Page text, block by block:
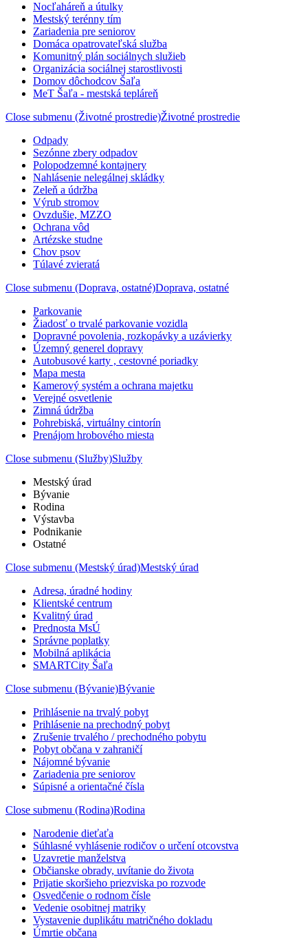
Nocľaháreň a útulky
Mestský terénny tím
Zariadenia pre seniorov
Domáca opatrovateľská služba
Komunitný plán sociálnych služieb
Organizácia sociálnej starostlivosti
Domov dôchodcov Šaľa
MeT Šaľa - mestská tepláreň
Close submenu (Životné prostredie)Životné prostredie
Odpady
Sezónne zbery odpadov
Polopodzemné kontajnery
Nahlásenie nelegálnej skládky
Zeleň a údržba
Výrub stromov
Ovzdušie, MZZO
Ochrana vôd
Artézske studne
Chov psov
Túlavé zvieratá
Close submenu (Doprava, ostatné)Doprava, ostatné
Parkovanie
Žiadosť o trvalé parkovanie vozidla
Dopravné povolenia, rozkopávky a uzávierky
Územný generel dopravy
Autobusové karty , cestovné poriadky
Mapa mesta
Kamerový systém a ochrana majetku
Verejné osvetlenie
Zimná údržba
Pohrebiská, virtuálny cintorín
Prenájom hrobového miesta
Close submenu (Služby)Služby
Mestský úrad
Bývanie
Rodina
Výstavba
Podnikanie
Ostatné
Close submenu (Mestský úrad)Mestský úrad
Adresa, úradné hodiny
Klientské centrum
Kvalitný úrad
Prednosta MsÚ
Správne poplatky
Mobilná aplikácia
SMARTCity Šaľa
Close submenu (Bývanie)Bývanie
Prihlásenie na trvalý pobyt
Prihlásenie na prechodný pobyt
Zrušenie trvalého / prechodného pobytu
Pobyt občana v zahraničí
Nájomné bývanie
Zariadenia pre seniorov
Súpisné a orientačné čísla
Close submenu (Rodina)Rodina
Narodenie dieťaťa
Súhlasné vyhlásenie rodičov o určení otcovstva
Uzavretie manželstva
Občianske obrady, uvítanie do života
Prijatie skoršieho priezviska po rozvode
Osvedčenie o rodnom čísle
Vedenie osobitnej matriky
Vystavenie duplikátu matričného dokladu
Úmrtie občana